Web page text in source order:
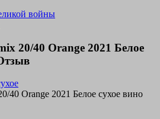
войны
20/40 Orange 2021 Белое